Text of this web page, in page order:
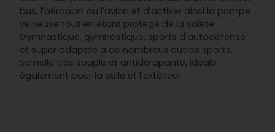
bus, l'aéroport ou l'avion et d'activer ainsi la pompe
veineuse tout en étant protégé de la saleté.
Gymnastique, gymnastique, sports d'autodéfense
et super adaptés à de nombreux autres sports.
Semelle très souple et antidérapante, idéale
également pour la salle et l'extérieur.